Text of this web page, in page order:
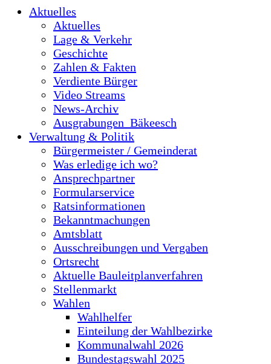
Aktuelles
Aktuelles
Lage & Verkehr
Geschichte
Zahlen & Fakten
Verdiente Bürger
Video Streams
News-Archiv
Ausgrabungen_Bäkeesch
Verwaltung & Politik
Bürgermeister / Gemeinderat
Was erledige ich wo?
Ansprechpartner
Formularservice
Ratsinformationen
Bekanntmachungen
Amtsblatt
Ausschreibungen und Vergaben
Ortsrecht
Aktuelle Bauleitplanverfahren
Stellenmarkt
Wahlen
Wahlhelfer
Einteilung der Wahlbezirke
Kommunalwahl 2026
Bundestagswahl 2025